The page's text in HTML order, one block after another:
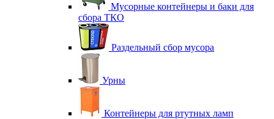
Мусорные контейнеры и баки для
сбора ТКО
Раздельный сбор мусора
Урны
Контейнеры для ртутных ламп